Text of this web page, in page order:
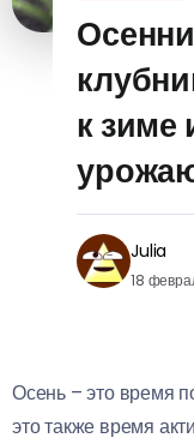
к
Julia
18
Осень – это время
это также время